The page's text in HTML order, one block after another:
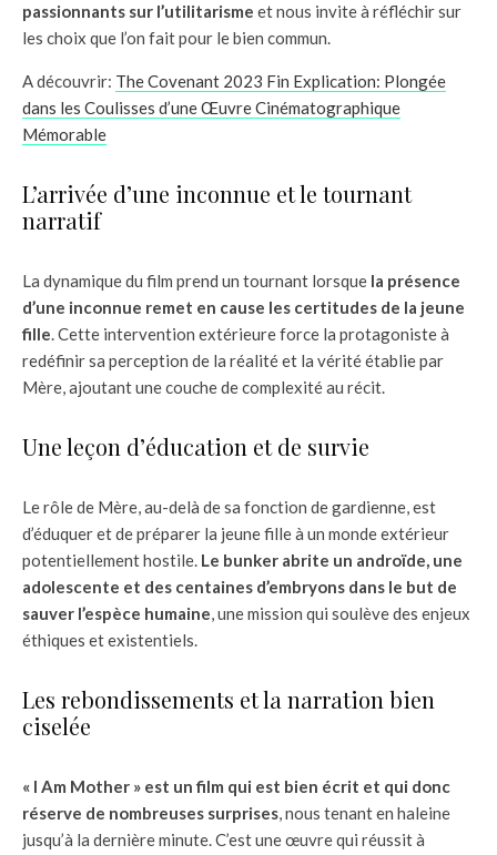
passionnants sur l’utilitarisme et nous invite à réfléchir sur
les choix que l’on fait pour le bien commun.
A découvrir: The Covenant 2023 Fin Explication: Plongée
dans les Coulisses d’une Œuvre Cinématographique
Mémorable
L’arrivée d’une inconnue et le tournant
narratif
La dynamique du film prend un tournant lorsque la présence
d’une inconnue remet en cause les certitudes de la jeune
fille. Cette intervention extérieure force la protagoniste à
redéfinir sa perception de la réalité et la vérité établie par
Mère, ajoutant une couche de complexité au récit.
Une leçon d’éducation et de survie
Le rôle de Mère, au-delà de sa fonction de gardienne, est
d’éduquer et de préparer la jeune fille à un monde extérieur
potentiellement hostile. Le bunker abrite un androïde, une
adolescente et des centaines d’embryons dans le but de
sauver l’espèce humaine, une mission qui soulève des enjeux
éthiques et existentiels.
Les rebondissements et la narration bien
ciselée
« I Am Mother » est un film qui est bien écrit et qui donc
réserve de nombreuses surprises, nous tenant en haleine
jusqu’à la dernière minute. C’est une œuvre qui réussit à